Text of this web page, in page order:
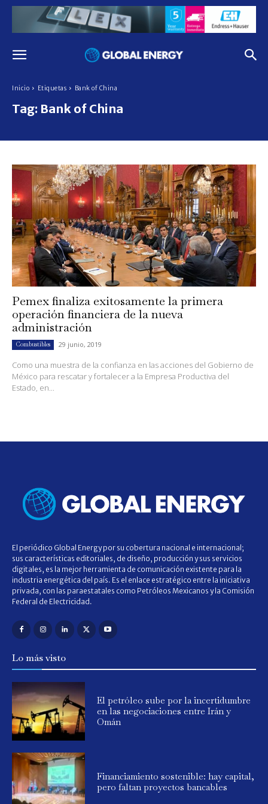
Inicio Etiquetas Bank of China
Tag: Bank of China
Pemex finaliza exitosamente la primera
operación financiera de la nueva
administración
Combustibles 29 junio, 2019
Como una muestra de la confianza en las acciones del Gobierno de
México para rescatar y fortalecer a la Empresa Productiva del
Estado, en...
El periódico Global Energy por su cobertura nacional e internacional;
sus características editoriales, de diseño, producción y sus servicios
digitales, es la mejor herramienta de comunicación existente para la
industria energética del país. Es el enlace estratégico entre la iniciativa
privada, con las paraestatales como Petróleos Mexicanos y la Comisión
Federal de Electricidad.
Lo más visto
El petróleo sube por la incertidumbre
en las negociaciones entre Irán y
Omán
Financiamiento sostenible: hay capital,
pero faltan proyectos bancables